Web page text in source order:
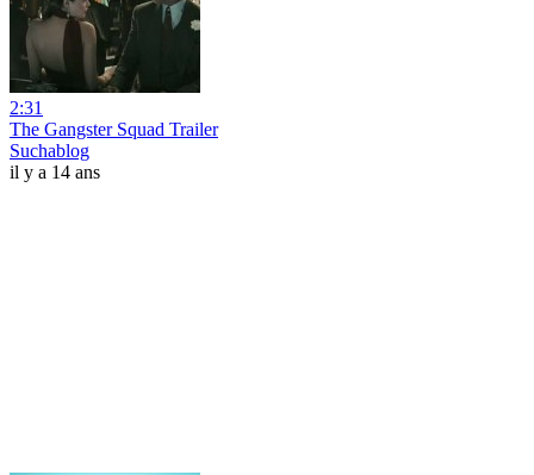
2:31
The Gangster Squad Trailer
Suchablog
il y a 14 ans